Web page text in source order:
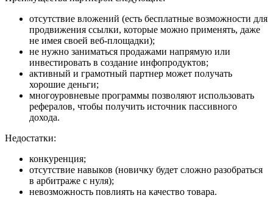
отсутствие вложений (есть бесплатные возможности для
продвижения ссылки, которые можно применять, даже
не имея своей веб-площадки);
не нужно заниматься продажами напрямую или
инвестировать в создание инфопродуктов;
активный и грамотный партнер может получать
хорошие деньги;
многоуровневые программы позволяют использовать
рефералов, чтобы получить источник пассивного
дохода.
Недостатки:
конкуренция;
отсутствие навыков (новичку будет сложно разобраться
в арбитраже с нуля);
невозможность повлиять на качество товара.